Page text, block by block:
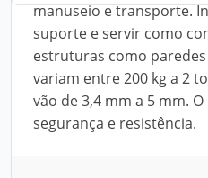
manuseio e transporte.
suporte e servir como
estruturas como paredes
variam entre 200 kg a 2
vão de 3,4 mm a 5 mm.
segurança e resistência.